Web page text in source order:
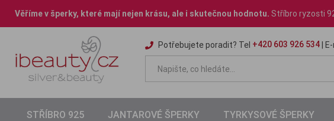
Věříme v šperky, které mají nejen krásu, ale i skutečnou hodnotu.Stříbro ryzosti
Potřebujete poradit? Tel +420 603 926 534|
STŘÍBRO 925 JANTAROVÉ ŠPERKY TYRKYSOVÉ ŠPERKY